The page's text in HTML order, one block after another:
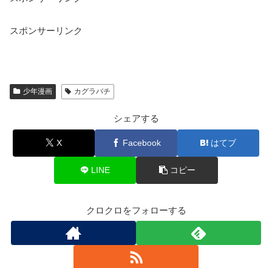
スポンサーリンク
少年漫画 カグラバチ
シェアする
X Facebook はてブ
LINE コピー
クロクロをフォローする